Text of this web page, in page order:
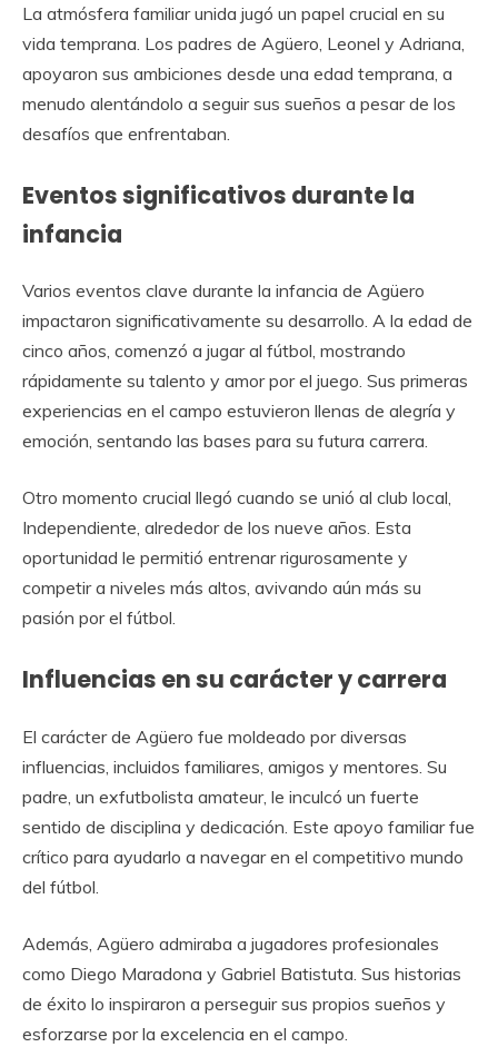
La atmósfera familiar unida jugó un papel crucial en su
vida temprana. Los padres de Agüero, Leonel y Adriana,
apoyaron sus ambiciones desde una edad temprana, a
menudo alentándolo a seguir sus sueños a pesar de los
desafíos que enfrentaban.
Eventos significativos durante la
infancia
Varios eventos clave durante la infancia de Agüero
impactaron significativamente su desarrollo. A la edad de
cinco años, comenzó a jugar al fútbol, mostrando
rápidamente su talento y amor por el juego. Sus primeras
experiencias en el campo estuvieron llenas de alegría y
emoción, sentando las bases para su futura carrera.
Otro momento crucial llegó cuando se unió al club local,
Independiente, alrededor de los nueve años. Esta
oportunidad le permitió entrenar rigurosamente y
competir a niveles más altos, avivando aún más su
pasión por el fútbol.
Influencias en su carácter y carrera
El carácter de Agüero fue moldeado por diversas
influencias, incluidos familiares, amigos y mentores. Su
padre, un exfutbolista amateur, le inculcó un fuerte
sentido de disciplina y dedicación. Este apoyo familiar fue
crítico para ayudarlo a navegar en el competitivo mundo
del fútbol.
Además, Agüero admiraba a jugadores profesionales
como Diego Maradona y Gabriel Batistuta. Sus historias
de éxito lo inspiraron a perseguir sus propios sueños y
esforzarse por la excelencia en el campo.